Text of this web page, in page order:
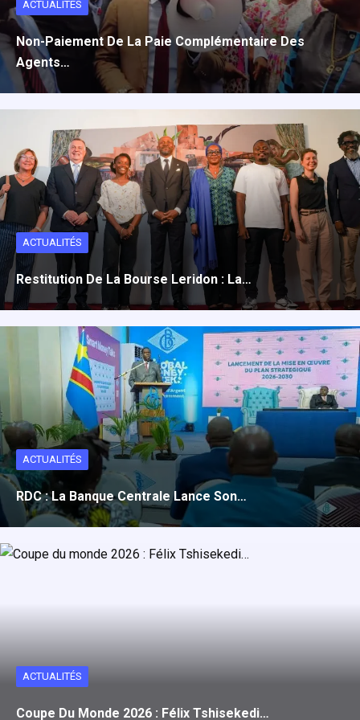
ACTUALITÉS
Non-Paiement De La Paie Complémentaire Des
Agents…
ACTUALITÉS
Restitution De La Bourse Leridon : La…
ACTUALITÉS
RDC : La Banque Centrale Lance Son…
ACTUALITÉS
Coupe Du Monde 2026 : Félix Tshisekedi…